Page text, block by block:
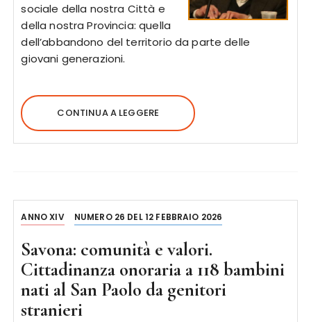
sociale della nostra Città e
della nostra Provincia: quella
dell’abbandono del territorio da parte delle
giovani generazioni.
CONTINUA A LEGGERE
ANNO XIV NUMERO 26 DEL 12 FEBBRAIO 2026
Savona: comunità e valori.
Cittadinanza onoraria a 118 bambini
nati al San Paolo da genitori
stranieri